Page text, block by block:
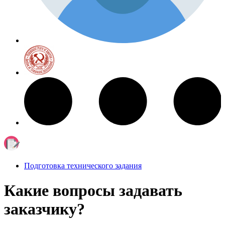
Подготовка технического задания
Какие вопросы задавать
заказчику?